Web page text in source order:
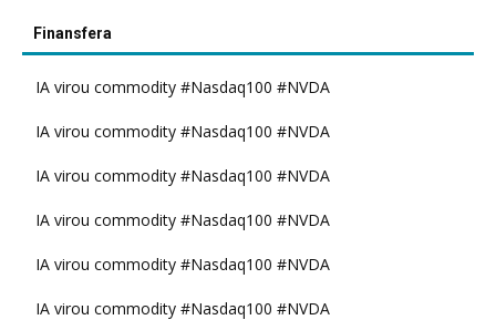
Finansfera
IA virou commodity #Nasdaq100 #NVDA
IA virou commodity #Nasdaq100 #NVDA
IA virou commodity #Nasdaq100 #NVDA
IA virou commodity #Nasdaq100 #NVDA
IA virou commodity #Nasdaq100 #NVDA
IA virou commodity #Nasdaq100 #NVDA